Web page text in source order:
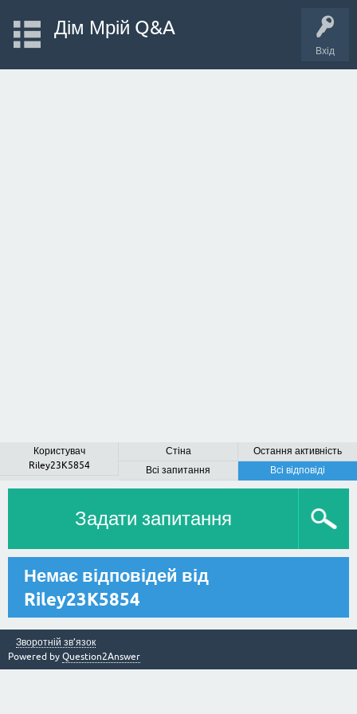
Вхід
Дім Мрій Q&A
Користувач
Riley23K5854
Стіна
Остання активність
Всі запитання
Всі відповіді
Задати запитання
Немає відповідей від
Riley23K5854
Зворотній зв’язок
Powered by Question2Answer